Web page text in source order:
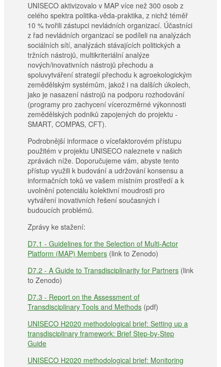
UNISECO aktivizovalo v MAP více než 300 osob z
celého spektra politika-věda-praktika, z nichž téměř
10 % tvořili zástupci nevládních organizací. Účastníci
z řad nevládních organizací se podíleli na analýzách
sociálních sítí, analýzách stávajících politických a
tržních nástrojů, multikriteriální analýze
nových/inovativních nástrojů přechodu a
spoluvytváření strategií přechodu k agroekologickým
zemědělským systémům, jakož i na dalších úkolech,
jako je nasazení nástrojů na podporu rozhodování
(programy pro zachycení vícerozměrné výkonnosti
zemědělských podniků zapojených do projektu -
SMART, COMPAS, CFT).
Podrobnější informace o vícefaktorovém přístupu
použitém v projektu UNISECO naleznete v našich
zprávách níže. Doporučujeme vám, abyste tento
přístup využili k budování a udržování konsensu a
informačních toků ve vašem místním prostředí a k
uvolnění potenciálu kolektivní moudrosti pro
vytváření inovativních řešení současných i
budoucích problémů.
Zprávy ke stažení:
D7.1 - Guidelines for the Selection of Multi-Actor
Platform (MAP) Members (link to Zenodo)
D7.2 - A Guide to Transdisciplinarity for Partners (link
to Zenodo)
D7.3 - Report on the Assessment of
Transdisciplinary Tools and Methods (pdf)
UNISECO H2020 methodological brief: Setting up a
transdisciplinary framework: Brief Step-by-Step
Guide
UNISECO H2020 methodological brief: Monitoring